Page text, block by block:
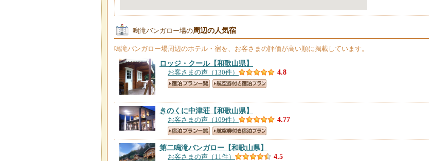
鳴滝バンガロー場の周辺の人気宿
鳴滝バンガロー場周辺のホテル・宿を、お客さまの評価が高い順に掲載しています。
ロッジ・クール【和歌山県】
お客さまの声（130件） 4.8
きのくに中津荘 【和歌山県】
お客さまの声（109件） 4.77
第二鳴滝バンガロー 【和歌山県】
お客さまの声（11件） 4.5